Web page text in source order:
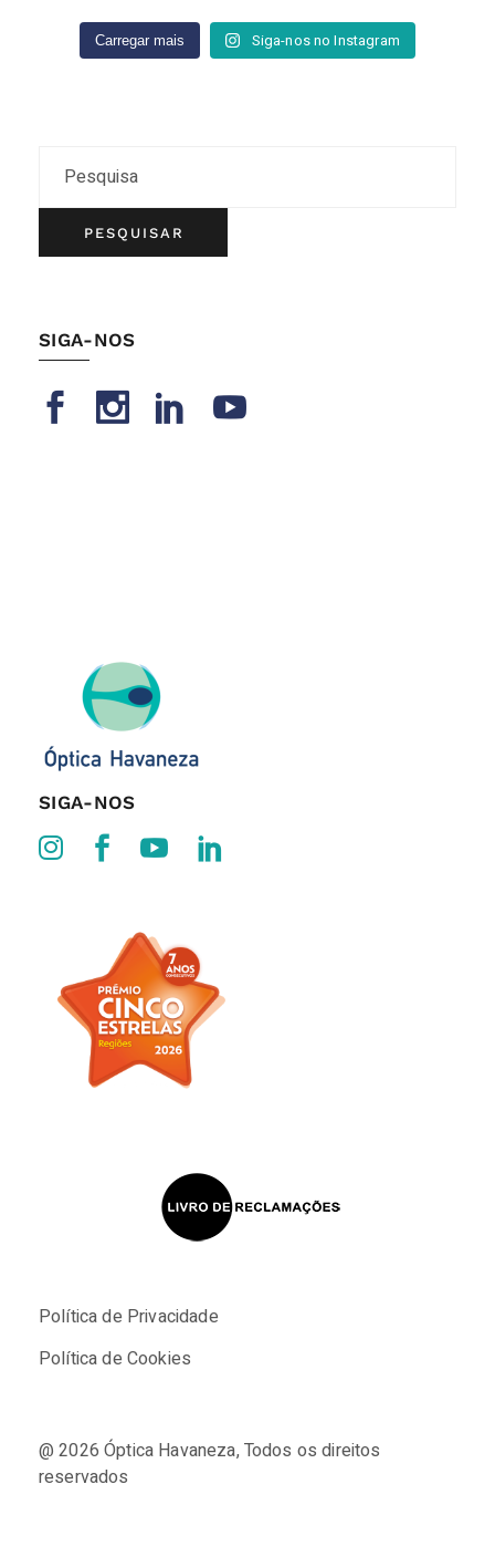
Carregar mais Siga-nos no Instagram
PESQUISAR
SIGA-NOS
SIGA-NOS
Política de Privacidade
Política de Cookies
@ 2026Óptica Havaneza, Todos os direitos
reservados